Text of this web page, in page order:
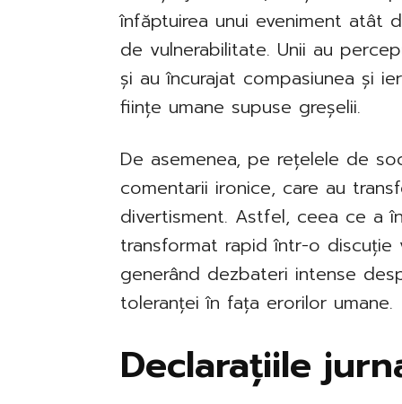
înfăptuirea unui eveniment atât
de vulnerabilitate. Unii au
și au încurajat compasiunea și
ființe umane supuse greșelii.
De asemenea, pe rețelele de
comentarii ironice, care au
divertisment. Astfel, ceea ce a
transformat rapid într-o discuție
generând dezbateri intense
toleranței în fața erorilor umane.
Declarațiile